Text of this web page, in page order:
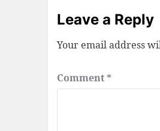
Leave a Reply
Your email address
Comment *